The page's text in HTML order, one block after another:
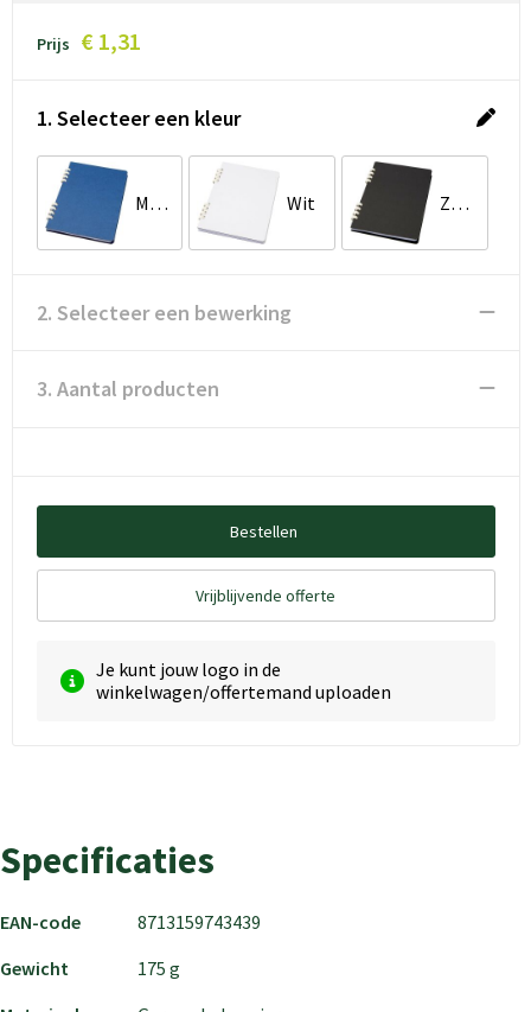
Prijs € 1,31
1. Selecteer een kleur
Marineblauw Wit Zwart
2. Selecteer een bewerking
3. Aantal producten
Bestellen
Vrijblijvende offerte
Je kunt jouw logo in de
winkelwagen/offertemand uploaden
Specificaties
EAN-code
8713159743439
Gewicht
175 g